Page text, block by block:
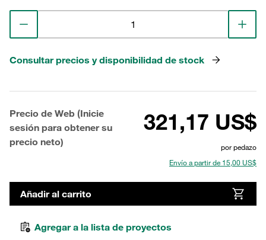
Consultar precios y disponibilidad de stock
Precio de Web (Inicie
sesión para obtener su
precio neto)
321,17 US$
por pedazo
Envío a partir de 15,00 US$
Añadir al carrito
Agregar a la lista de proyectos